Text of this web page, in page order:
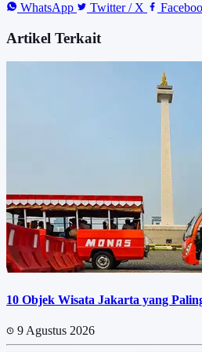
WhatsApp
Twitter / X
Artikel Terkait
10 Objek Wisata Jakarta yang
9 Agustus 2026